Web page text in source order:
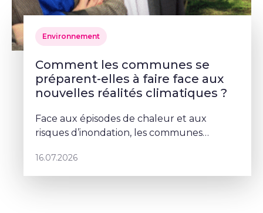
Environnement
Comment les communes se
préparent-elles à faire face aux
nouvelles réalités climatiques ?
Face aux épisodes de chaleur et aux
risques d’inondation, les communes
Schaerbeek, Deborah Lorenzino mise sur la
végétalisation et la participation cito
16.07.2026